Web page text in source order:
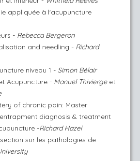
appliquée à l'acupuncture
- Rebecca Bergeron
and needling - Richard
niveau 1 - Simon Bélair
Acupuncture - Manuel Thivierge et
of chronic pain: Master
diagnosis & treatment
-Richard Hazel
sur les pathologies de